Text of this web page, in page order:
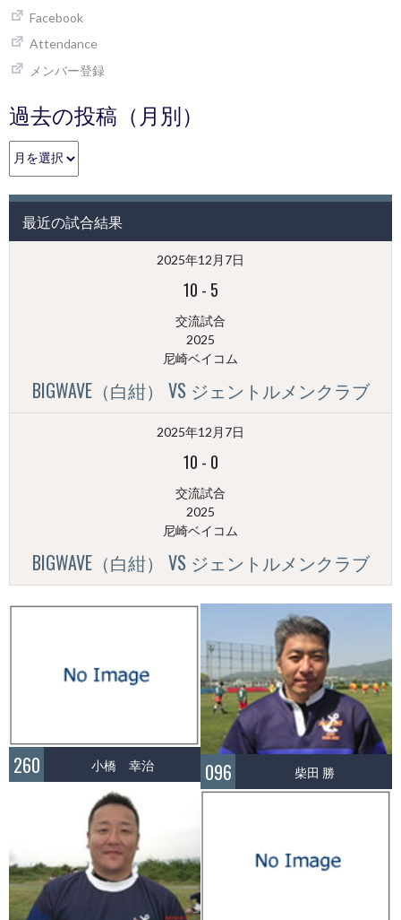
Facebook
Attendance
メンバー登録
過去の投稿（月別）
過
去
投
（月
最近の試合結果
2025年12月7日
10 - 5
交流試合
2025
尼崎ベイコム
BIGWAVE（白紺） VS ジェントルメンクラブ
2025年12月7日
10 - 0
交流試合
2025
尼崎ベイコム
BIGWAVE（白紺） VS ジェントルメンクラブ
260 小橋 幸治 096 柴田 勝